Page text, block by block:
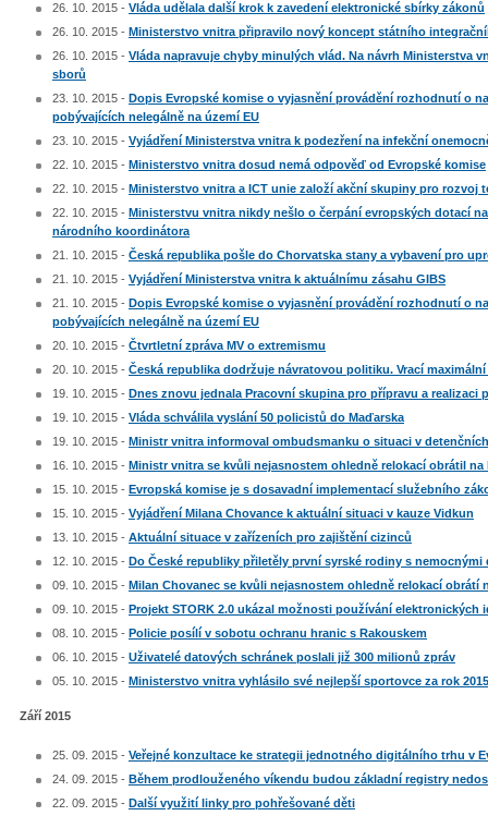
26. 10. 2015 - Vláda udělala další krok k zavedení elektronické sbírky zákonů
26. 10. 2015 - Ministerstvo vnitra připravilo nový koncept státního
26. 10. 2015 - Vláda napravuje chyby minulých vlád. Na návrh Ministerstva
sborů
23. 10. 2015 - Dopis Evropské komise o vyjasnění provádění rozhodnutí o
pobývajících nelegálně na území EU
23. 10. 2015 - Vyjádření Ministerstva vnitra k podezření na infekční
22. 10. 2015 - Ministerstvo vnitra dosud nemá odpověď od Evropské komise
22. 10. 2015 - Ministerstvo vnitra a ICT unie založí akční skupiny pro rozvoj
22. 10. 2015 - Ministerstvu vnitra nikdy nešlo o čerpání evropských dotací
národního koordinátora
21. 10. 2015 - Česká republika pošle do Chorvatska stany a vybavení pro
21. 10. 2015 - Vyjádření Ministerstva vnitra k aktuálnímu zásahu GIBS
21. 10. 2015 - Dopis Evropské komise o vyjasnění provádění rozhodnutí o
pobývajících nelegálně na území EU
20. 10. 2015 - Čtvrtletní zpráva MV o extremismu
20. 10. 2015 - Česká republika dodržuje návratovou politiku. Vrací
19. 10. 2015 - Dnes znovu jednala Pracovní skupina pro přípravu a realizaci
19. 10. 2015 - Vláda schválila vyslání 50 policistů do Maďarska
19. 10. 2015 - Ministr vnitra informoval ombudsmanku o situaci v
16. 10. 2015 - Ministr vnitra se kvůli nejasnostem ohledně relokací obrátil
15. 10. 2015 - Evropská komise je s dosavadní implementací služebního
15. 10. 2015 - Vyjádření Milana Chovance k aktuální situaci v kauze Vidkun
13. 10. 2015 - Aktuální situace v zařízeních pro zajištění cizinců
12. 10. 2015 - Do České republiky přiletěly první syrské rodiny s nemocnými
09. 10. 2015 - Milan Chovanec se kvůli nejasnostem ohledně relokací obrátí
09. 10. 2015 - Projekt STORK 2.0 ukázal možnosti používání elektronických
08. 10. 2015 - Policie posílí v sobotu ochranu hranic s Rakouskem
06. 10. 2015 - Uživatelé datových schránek poslali již 300 milionů zpráv
05. 10. 2015 - Ministerstvo vnitra vyhlásilo své nejlepší sportovce za rok 2015
Září 2015
25. 09. 2015 - Veřejné konzultace ke strategii jednotného digitálního trhu v
24. 09. 2015 - Během prodlouženého víkendu budou základní registry
22. 09. 2015 - Další využití linky pro pohřešované děti